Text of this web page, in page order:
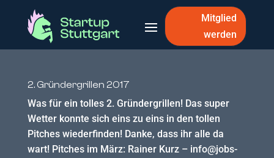
Mitglied
werden
2. Gründergrillen 2017
Was für ein tolles 2. Gründergrillen! Das super
Wetter konnte sich eins zu eins in den tollen
Pitches wiederfinden! Danke, dass ihr alle da
wart! Pitches im März: Rainer Kurz – info@jobs-